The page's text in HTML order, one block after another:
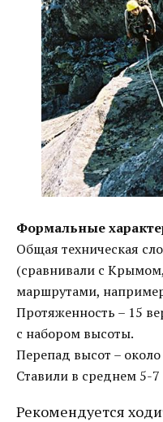
Формальные
Oбщая техническая
(сравнивали с
маршрутами,
Протяженность – 15
с набором высоты.
Перепад высот –
Ставили в среднем 5-
Рекомендуется